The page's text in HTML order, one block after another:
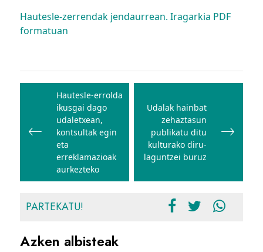
Hautesle-zerrendak jendaurrean. Iragarkia PDF
formatuan
Bidalketetan
zehar
nabigatu
Hautesle-errolda
ikusgai dago
udaletxean,
kontsultak egin
eta
erreklamazioak
aurkezteko
Udalak hainbat
zehaztasun
publikatu ditu
kulturako diru-
laguntzei buruz
PARTEKATU!
Azken albisteak